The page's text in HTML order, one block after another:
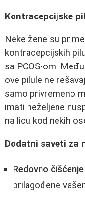
Kontracepcijske
Neke žene su
kontracepcijskih
sa PCOS-om.
ove pilule ne
samo privremeno
imati neželjene
na licu kod nekih
Dodatni saveti za
Redovno čišćenje
prilagođene